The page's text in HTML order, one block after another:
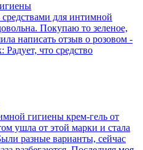
для интимной
Покупаю то зеленое,
написать отзыв о розовом -
Радует, что средство
гигиены крем-гель от
ушла от этой марки и стала
разные варианты, сейчас